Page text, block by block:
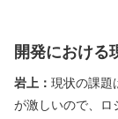
開発における
岩上： 現状の課題
が激しいので、ロ